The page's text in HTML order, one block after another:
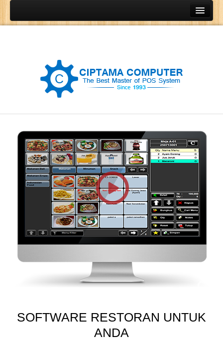
Home
Program Kasir
Program Restoran
Program Retail
Program Grosir
Program General Ledger
POS Terminal
Barcode Printer
Barcode Scanner
Cash Drawer
Cash Register
CCTV
Printer Inkjet
Printer ID Card
SOFTWARE RESTORAN UNTUK
ANDA